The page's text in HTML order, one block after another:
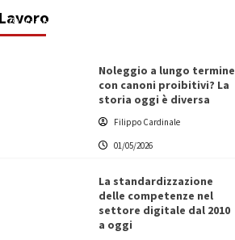
LavoroFilippo Cardinale
Noleggio a lungo termine
con canoni proibitivi? La
storia oggi è diversa
Filippo Cardinale
01/05/2026
La standardizzazione
delle competenze nel
settore digitale dal 2010
a oggi